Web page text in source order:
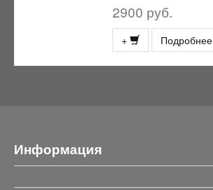
2900 руб.
+ Подробнее
Информация